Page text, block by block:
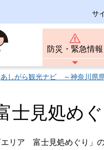
サ
防災・緊急情報
あしがら観光ナビ ～神奈川県
見処めぐ
リア 富士見処めぐり」